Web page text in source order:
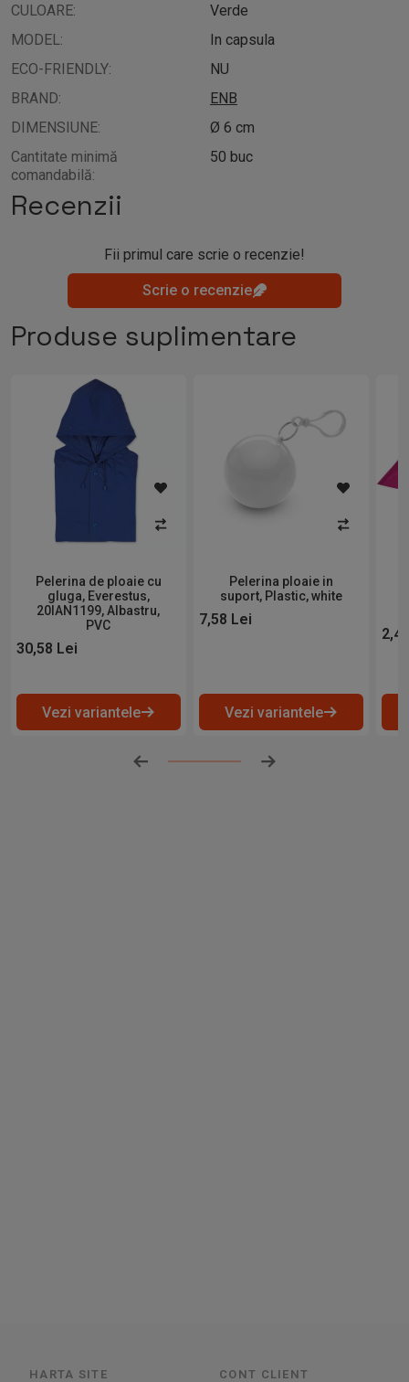
CULOARE:
Verde
MODEL:
In capsula
ECO-FRIENDLY:
NU
BRAND:
ENB
DIMENSIUNE:
Ø 6 cm
Cantitate minimă
comandabilă:
50 buc
Recenzii
Fii primul care scrie o recenzie!
Scrie o recenzie
Produse suplimentare
Pelerina de ploaie cu
gluga, Everestus,
20IAN1199, Albastru,
PVC
30,58 Lei
Pelerina ploaie in
suport, Plastic, white
7,58 Lei
2,48
HARTA SITE CONT CLIENT